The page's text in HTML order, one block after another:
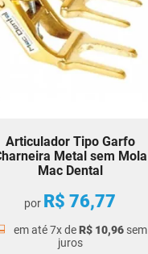
Articulador Tipo Garfo
Metal sem Mola
Mac Dental
por R$ 76,77
em até7x deR$ 10,96 sem
juros